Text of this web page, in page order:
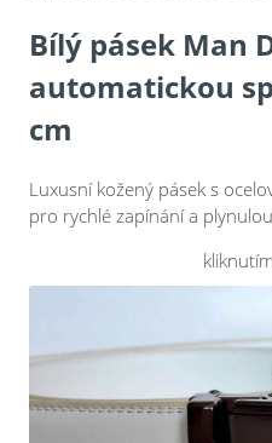
Bílý pásek Man
automatickou
cm
Luxusní kožený pásek s
pro rychlé zapínání a